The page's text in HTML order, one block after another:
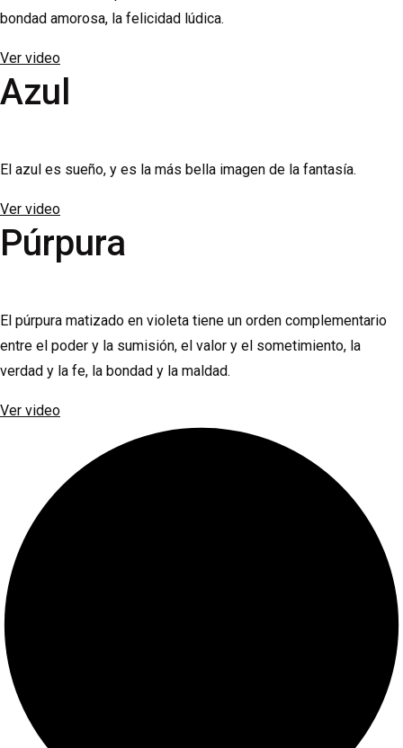
bondad amorosa, la felicidad lúdica.
Ver video
Azul
El azul es sueño, y es la más bella imagen de la fantasía.
Ver video
Púrpura
El púrpura matizado en violeta tiene un orden complementario
entre el poder y la sumisión, el valor y el sometimiento, la
verdad y la fe, la bondad y la maldad.
Ver video